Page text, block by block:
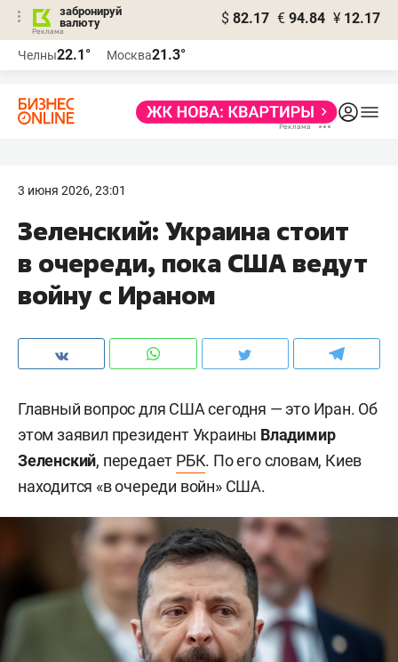
забронируй
валюту
$ 82.17 € 94.84 ¥ 12.17
Челны22.1° Москва21.3°
3 июня 2026, 23:01
Зеленский: Украина стоит
в очереди, пока США ведут
войну с Ираном
Главный вопрос для США сегодня — это Иран. Об
этом заявил президент Украины Владимир
Зеленский, передает РБК. По его словам, Киев
находится «в очереди войн» США.